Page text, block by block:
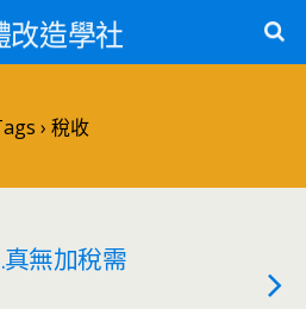
改造學社
› 稅收
無加稅需